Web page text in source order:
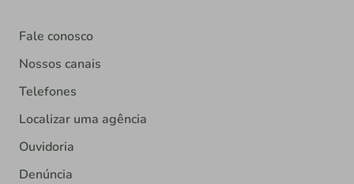
Fale conosco
Nossos canais
Telefones
Localizar uma agência
Ouvidoria
Denúncia